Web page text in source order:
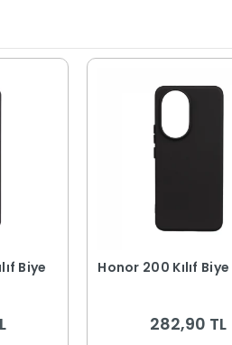
Biye
Honor 200 Kılıf
282,90 TL